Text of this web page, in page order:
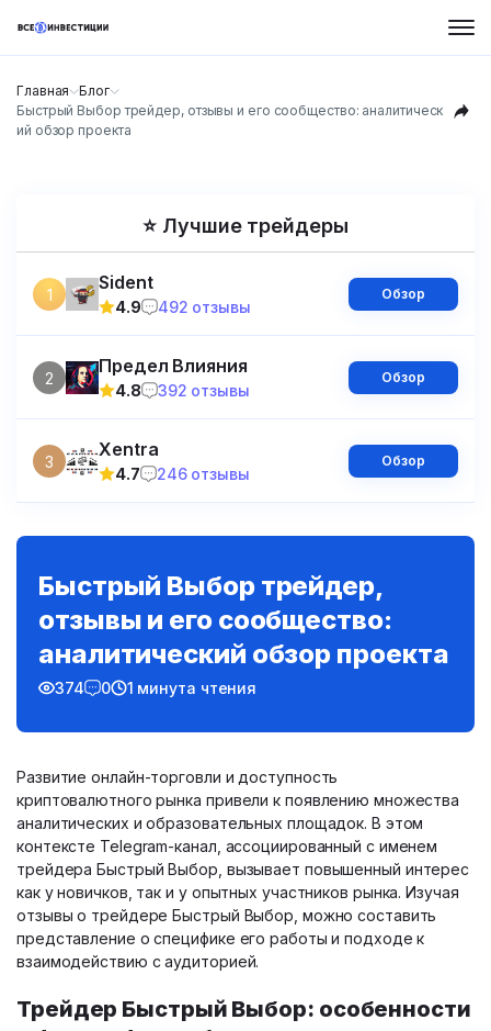
Главная Блог
Быстрый Выбор трейдер, отзывы и его сообщество: аналитическ
ий обзор проекта
⭐ Лучшие трейдеры
1
Sident
4.9 492 отзывы
Обзор
2
Предел Влияния
4.8 392 отзывы
Обзор
3
Xentra
4.7 246 отзывы
Обзор
Быстрый Выбор трейдер,
отзывы и его сообщество:
аналитический обзор проекта
374 0 1 минута чтения
Развитие онлайн-торговли и доступность
криптовалютного рынка привели к появлению множества
аналитических и образовательных площадок. В этом
контексте Telegram-канал, ассоциированный с именем
трейдера Быстрый Выбор, вызывает повышенный интерес
как у новичков, так и у опытных участников рынка. Изучая
отзывы о трейдере Быстрый Выбор, можно составить
представление о специфике его работы и подходе к
взаимодействию с аудиторией.
Трейдер Быстрый Выбор: особенности